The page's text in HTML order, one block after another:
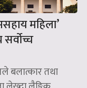
महिला’
बलात्कार तथा